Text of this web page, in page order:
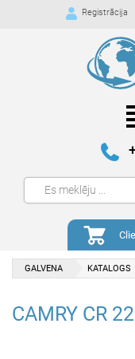
Registrācija
GALVENA KATALOGS
CAMRY CR